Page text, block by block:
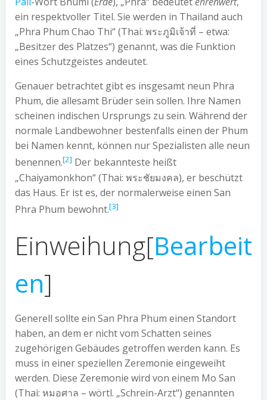
ein respektvoller Titel. Sie werden in Thailand auch
„Phra Phum Chao Thi“ (Thai: พระภูมิเจ้าที่ – etwa:
„Besitzer des Platzes“) genannt, was die Funktion
eines Schutzgeistes andeutet.
Genauer betrachtet gibt es insgesamt neun Phra
Phum, die allesamt Brüder sein sollen. Ihre Namen
scheinen indischen Ursprungs zu sein. Während der
normale Landbewohner bestenfalls einen der Phum
bei Namen kennt, können nur Spezialisten alle neun
benennen.[2] Der bekannteste heißt
„Chaiyamonkhon“ (Thai: พระชัยมงคล), er beschützt
das Haus. Er ist es, der normalerweise einen San
Phra Phum bewohnt.[3]
Einweihung[Bearbeit
en]
Generell sollte ein San Phra Phum einen Standort
haben, an dem er nicht vom Schatten seines
zugehörigen Gebäudes getroffen werden kann. Es
muss in einer speziellen Zeremonie eingeweiht
werden. Diese Zeremonie wird von einem Mo San
(Thai: หมอศาล – wörtl. „Schrein-Arzt“) genannten